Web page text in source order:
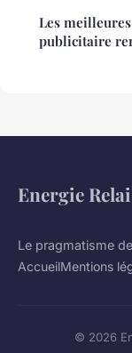
Les
publicitaire
Energie
Le pragmatisme
AccueilMentions
© 2026